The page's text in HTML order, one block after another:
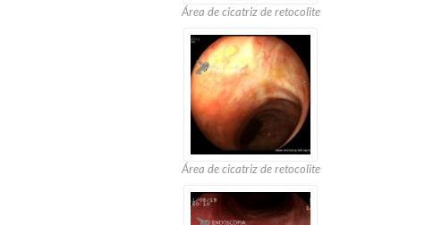
Área de cicatriz de retocolite
Área de cicatriz de retocolite